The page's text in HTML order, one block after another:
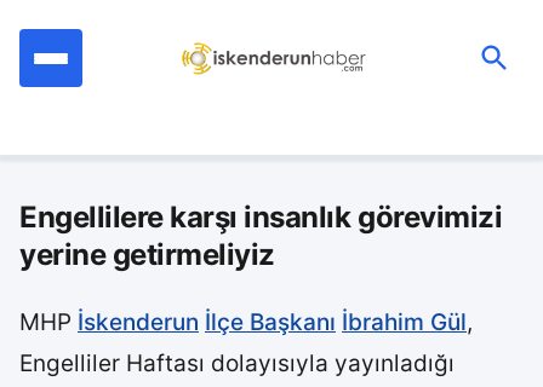
Engellilere karşı insanlık görevimizi
yerine getirmeliyiz
MHP İskenderun İlçe Başkanı İbrahim Gül,
Engelliler Haftası dolayısıyla yayınladığı